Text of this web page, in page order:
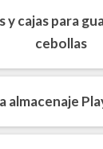
y cajas para
cebollas
almacenaje